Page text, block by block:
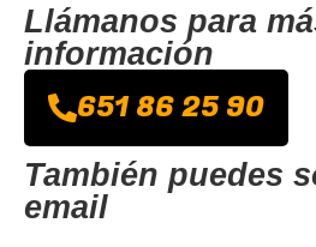
Llámanos para
información
651 86 25 90
También puedes
email